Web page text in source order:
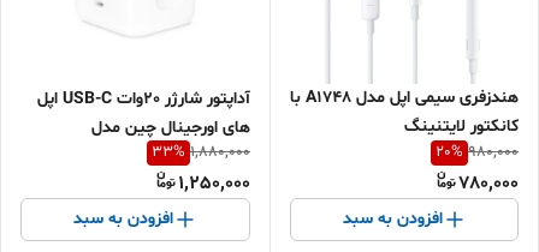
هندزفری سیمی اپل مدل A1748 با
کانکتور لایتنینگ
980,000
20%
780,000
افزودن به سبد
آداپتور شارژر 20وات USB-C اپل
های اورجینال چین مدل
MHJF3B/A
1,880,000
33%
1,250,000
افزودن به سبد